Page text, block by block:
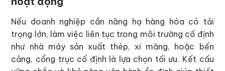
Nếu doanh nghiệp cần nâng hạ hàng hóa có tải
trọng lớn, làm việc liên tục trong môi trường cố định
như nhà máy sản xuất thép, xi măng, hoặc bến
cảng, cổng trục cố định là lựa chọn tối ưu. Kết cấu